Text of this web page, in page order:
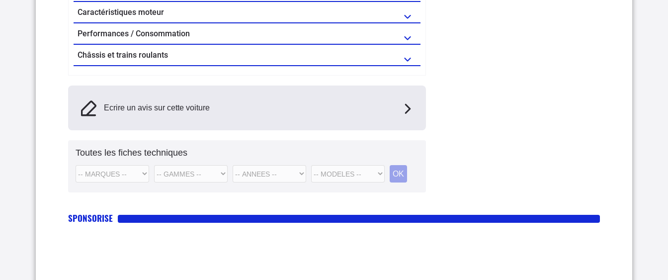
Caractéristiques moteur
Performances / Consommation
Châssis et trains roulants
Ecrire un avis sur cette voiture
Toutes les fiches techniques
SPONSORISE